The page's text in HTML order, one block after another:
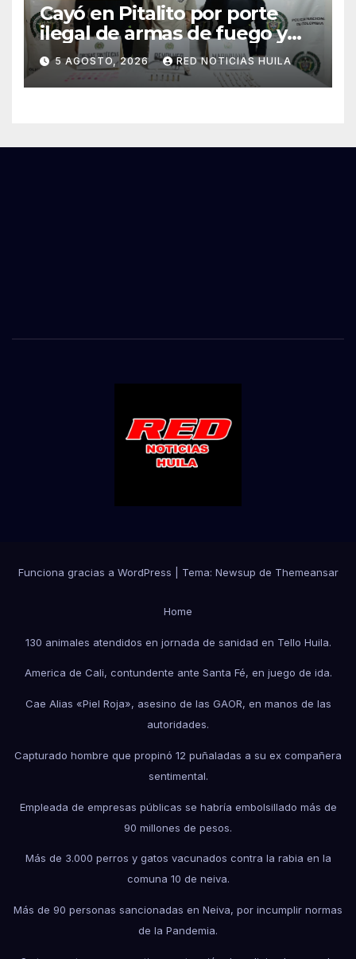
Cayó en Pitalito por porte
ilegal de armas de fuego y
tráfico de estupefacientes
5 AGOSTO, 2026 RED NOTICIAS HUILA
Funciona gracias a WordPress Tema: Newsup de Themeansar
Home
130 animales atendidos en jornada de sanidad en Tello Huila.
America de Cali, contundente ante Santa Fé, en juego de ida.
Cae Alias «Piel Roja», asesino de las GAOR, en manos de las
autoridades.
Capturado hombre que propinó 12 puñaladas a su ex compañera
sentimental.
Empleada de empresas públicas se habría embolsillado más de
90 millones de pesos.
Más de 3.000 perros y gatos vacunados contra la rabia en la
comuna 10 de neiva.
Más de 90 personas sancionadas en Neiva, por incumplir normas
de la Pandemia.